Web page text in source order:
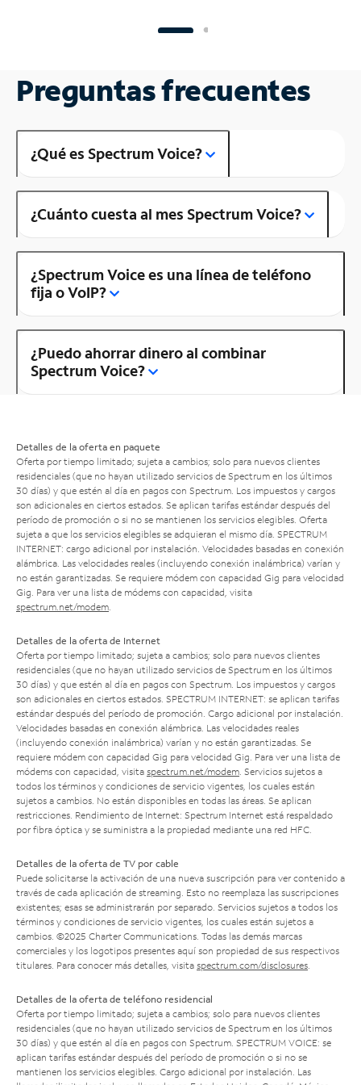
Preguntas frecuentes
¿Qué es Spectrum Voice?
¿Cuánto cuesta al mes Spectrum Voice?
¿Spectrum Voice es una línea de teléfono
fija o VoIP?
¿Puedo ahorrar dinero al combinar
Spectrum Voice?
Detalles de la oferta en paquete
Oferta por tiempo limitado; sujeta a cambios; solo para nuevos clientes
residenciales (que no hayan utilizado servicios de Spectrum en los últimos
30 días) y que estén al día en pagos con Spectrum. Los impuestos y cargos
son adicionales en ciertos estados. Se aplican tarifas estándar después del
período de promoción o si no se mantienen los servicios elegibles. Oferta
sujeta a que los servicios elegibles se adquieran el mismo día. SPECTRUM
INTERNET: cargo adicional por instalación. Velocidades basadas en conexión
alámbrica. Las velocidades reales (incluyendo conexión inalámbrica) varían y
no están garantizadas. Se requiere módem con capacidad Gig para velocidad
Gig. Para ver una lista de módems con capacidad, visita
spectrum.net/modem
Detalles de la oferta de Internet
Oferta por tiempo limitado; sujeta a cambios; solo para nuevos clientes
residenciales (que no hayan utilizado servicios de Spectrum en los últimos
30 días) y que estén al día en pagos con Spectrum. Los impuestos y cargos
son adicionales en ciertos estados. SPECTRUM INTERNET: se aplican tarifas
estándar después del período de promoción. Cargo adicional por instalación.
Velocidades basadas en conexión alámbrica. Las velocidades reales
(incluyendo conexión inalámbrica) varían y no están garantizadas. Se
requiere módem con capacidad Gig para velocidad Gig. Para ver una lista de
módems con capacidad, visita spectrum.net/modem . Servicios sujetos a
todos los términos y condiciones de servicio vigentes, los cuales están
sujetos a cambios. No están disponibles en todas las áreas. Se aplican
restricciones. Rendimiento de Internet: Spectrum Internet está respaldado
por fibra óptica y se suministra a la propiedad mediante una red HFC.
Detalles de la oferta de TV por cable
Puede solicitarse la activación de una nueva suscripción para ver contenido a
través de cada aplicación de streaming. Esto no reemplaza las suscripciones
existentes; esas se administrarán por separado. Servicios sujetos a todos los
términos y condiciones de servicio vigentes, los cuales están sujetos a
cambios. ©2025 Charter Communications. Todas las demás marcas
comerciales y los logotipos presentes aquí son propiedad de sus respectivos
titulares. Para conocer más detalles, visita spectrum.com/disclosures
Detalles de la oferta de teléfono residencial
Oferta por tiempo limitado; sujeta a cambios; solo para nuevos clientes
residenciales (que no hayan utilizado servicios de Spectrum en los últimos
30 días) y que estén al día en pagos con Spectrum. SPECTRUM VOICE: se
aplican tarifas estándar después del período de promoción o si no se
mantienen los servicios elegibles. Cargo adicional por instalación. Las